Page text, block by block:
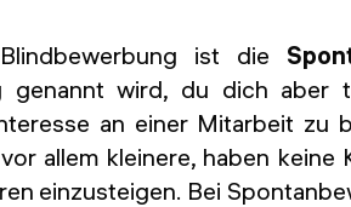
ist die
genannt wird, du dich aber
an einer Mitarbeit zu
allem kleinere, haben keine
einzusteigen. Bei